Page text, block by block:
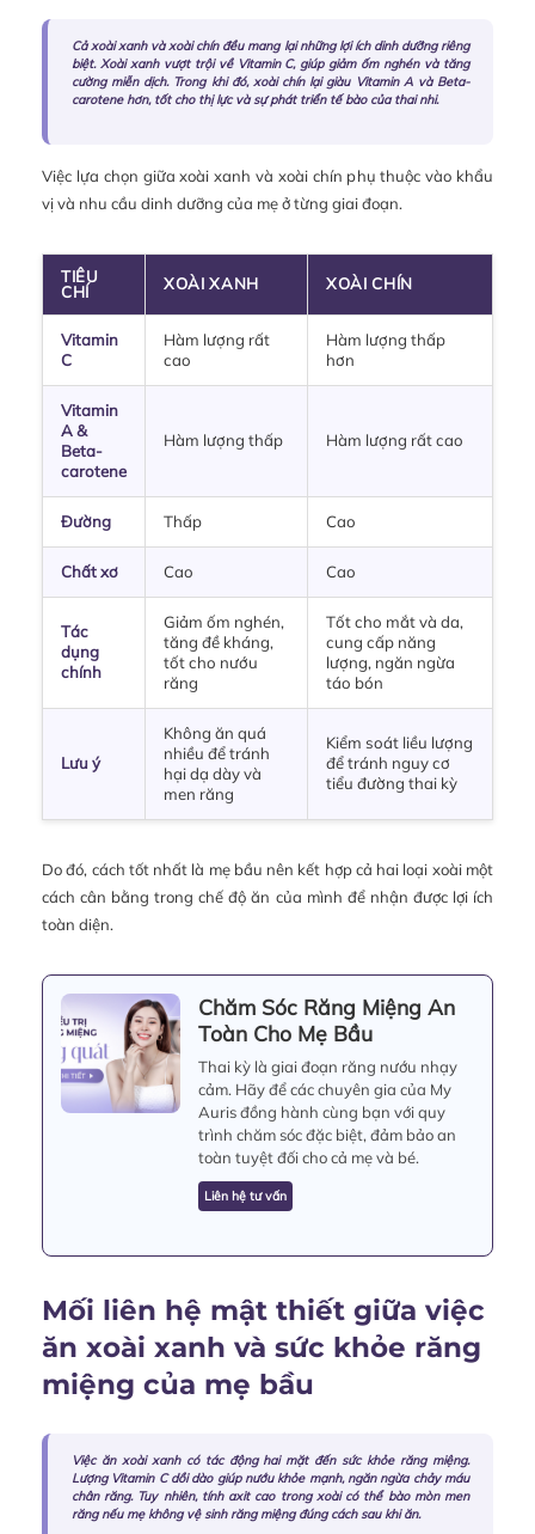
Cả xoài xanh và xoài chín đều mang lại những lợi ích dinh dưỡng riêng
biệt. Xoài xanh vượt trội về Vitamin C, giúp giảm ốm nghén và tăng
cường miễn dịch. Trong khi đó, xoài chín lại giàu Vitamin A và Beta-
carotene hơn, tốt cho thị lực và sự phát triển tế bào của thai nhi.
Việc lựa chọn giữa xoài xanh và xoài chín phụ thuộc vào khẩu
vị và nhu cầu dinh dưỡng của mẹ ở từng giai đoạn.
TIÊU
CHÍ
XOÀI XANH XOÀI CHÍN
Vitamin
C
Hàm lượng rất
cao
Hàm lượng thấp
hơn
Vitamin
A &
Beta-
carotene
Hàm lượng thấp Hàm lượng rất cao
Đường Thấp Cao
Chất xơ Cao Cao
Tác
dụng
chính
Giảm ốm nghén,
tăng đề kháng,
tốt cho nướu
răng
Tốt cho mắt và da,
cung cấp năng
lượng, ngăn ngừa
táo bón
Lưu ý
Không ăn quá
nhiều để tránh
hại dạ dày và
men răng
Kiểm soát liều lượng
để tránh nguy cơ
tiểu đường thai kỳ
Do đó, cách tốt nhất là mẹ bầu nên kết hợp cả hai loại xoài một
cách cân bằng trong chế độ ăn của mình để nhận được lợi ích
toàn diện.
Chăm Sóc Răng Miệng An
Toàn Cho Mẹ Bầu
Thai kỳ là giai đoạn răng nướu nhạy
cảm. Hãy để các chuyên gia của My
Auris đồng hành cùng bạn với quy
trình chăm sóc đặc biệt, đảm bảo an
toàn tuyệt đối cho cả mẹ và bé.
Liên hệ tư vấn
Mối liên hệ mật thiết giữa việc
ăn xoài xanh và sức khỏe răng
miệng của mẹ bầu
Việc ăn xoài xanh có tác động hai mặt đến sức khỏe răng miệng.
Lượng Vitamin C dồi dào giúp nướu khỏe mạnh, ngăn ngừa chảy máu
chân răng. Tuy nhiên, tính axit cao trong xoài có thể bào mòn men
răng nếu mẹ không vệ sinh răng miệng đúng cách sau khi ăn.